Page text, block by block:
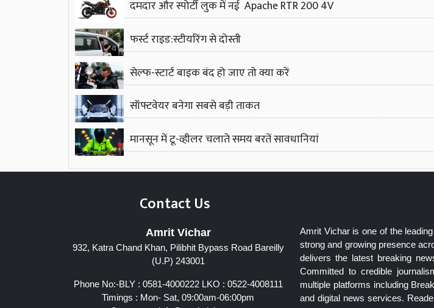
दमदार और स्पोर्टी लुक में नई Apache RTR 200 4V
फर्स्ट राइड:स्टीयरिंग से दोस्ती
सेल्फ-स्टार्ट बाइक बंद हो जाए तो क्या करें
सॉफ्टवेयर बनेगा सबसे बड़ी ताकत
मानसून में टू-व्हीलर चलाते समय बरतें सावधानियां
Contact Us
Amrit Vichar
932, Katra Chand Khan, Pilibhit Bypass Road Bareilly
(U.P) 243001
Phone No:-BLY : 0581-4000222 LKO : 0522-4008111
Timings : Mon- Sat, 09:00am-06:00pm
Amrit Vichar is one of the
strong and growing presence
delivers the latest breaking
Committed to credible
multiple platforms including
and digital news services.